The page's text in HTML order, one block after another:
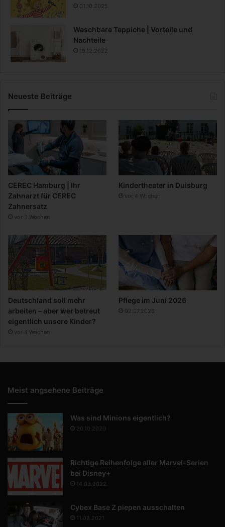
01.10.2025
Waschbare Teppiche | Vorteile und
Nachteile
19.12.2022
Neueste Beiträge
CEREC Hamburg | Ihr
Zahnarzt für CEREC
Zahnersatz
vor 3 Wochen
Kindertheater in Duisburg
vor 4 Wochen
Deutschland soll mehr
arbeiten – aber wer betreut
eigentlich unsere Kinder?
vor 4 Wochen
Pflege im Juni 2026
02.07.2026
Meist angsehene Beiträge
Was sind Minions eigentlich?
20.10.2020
Richtige Reihenfolge aller Marvel-Serien
bei Disney+
14.03.2022
Cybex Base Z piepen ausschalten
11.08.2021